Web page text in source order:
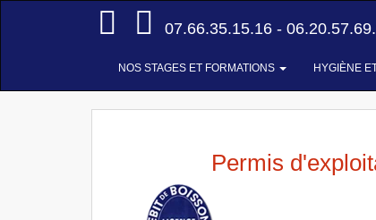
Accueil
07.66.35.15.16 -
NOS STAGES ET FORMATIONS HYGIÈNE
Permis